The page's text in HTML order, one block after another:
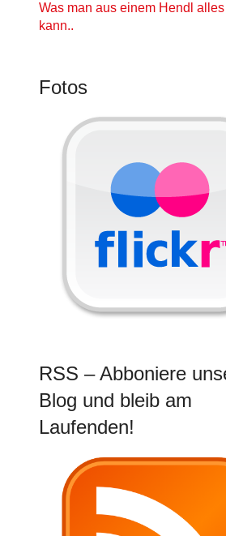
Was man aus einem Hendl
kann..
Fotos
RSS – Abboniere
Blog und bleib am
Laufenden!